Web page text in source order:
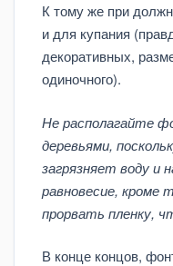
К тому же при
и для купания
декоративных,
одиночного).
Не располагайте
деревьями,
загрязняет воду и
равновесие, кроме
прорвать пленку,
В конце концов,